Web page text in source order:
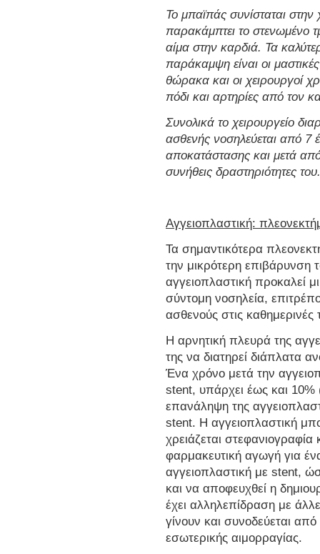
Το μπαϊπάς συνίσταται
παρακάμπτει το στενωμένο
αίμα στην καρδιά. Τα
παράκαμψη είναι οι
θώρακα και οι χειρουργοί
πόδι και αρτηρίες από τον
Συνολικά το χειρουργείο
ασθενής νοσηλεύεται από 7
αποκατάστασης και μετά
συνήθεις δραστηριότητες του.
Αγγειοπλαστική:
Τα σημαντικότερα
την μικρότερη επιβάρυνση
αγγειοπλαστική προκαλεί
σύντομη νοσηλεία,
ασθενούς στις καθημερινές
Η αρνητική πλευρά της
της να διατηρεί διάπλατα
Ένα χρόνο μετά την
stent, υπάρχει έως και 10%
επανάληψη της
stent. Η αγγειοπλαστική
χρειάζεται
φαρμακευτική αγωγή για
αγγειοπλαστική με stent,
και να αποφευχθεί η
έχει αλληλεπίδραση με
γίνουν και συνοδεύεται
εσωτερικής αιμορραγίας.